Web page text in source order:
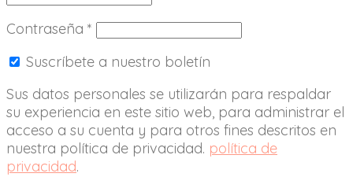
Contraseña *
Suscríbete a nuestro boletín
Sus datos personales se utilizarán para respaldar
su experiencia en este sitio web, para administrar el
acceso a su cuenta y para otros fines descritos en
nuestra política de privacidad. política de
privacidad.